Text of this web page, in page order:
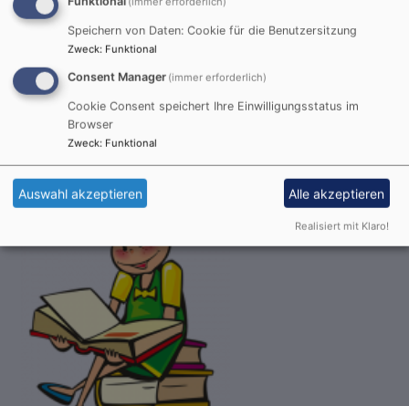
Augsburg Bücherei
So, 16.8. 9:30 Uhr
Gottesdienst
Prädikantin B. Heß-Buchmann
Augsburg St. Lukas
Speichern von Daten: Cookie für die Benutzersitzung
Zweck: Funktional
Consent Manager (immer erforderlich)
Cookie Consent speichert Ihre Einwilligungsstatus im
Browser
Zweck: Funktional
Auswahl akzeptieren Alle akzeptieren
Realisiert mit Klaro!